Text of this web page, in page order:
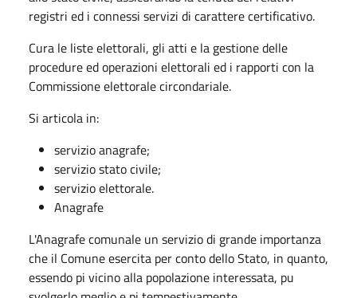
registri ed i connessi servizi di carattere certificativo.
Cura le liste elettorali, gli atti e la gestione delle
procedure ed operazioni elettorali ed i rapporti con la
Commissione elettorale circondariale.
Si articola in:
servizio anagrafe;
servizio stato civile;
servizio elettorale.
Anagrafe
L'Anagrafe comunale un servizio di grande importanza
che il Comune esercita per conto dello Stato, in quanto,
essendo pi vicino alla popolazione interessata, pu